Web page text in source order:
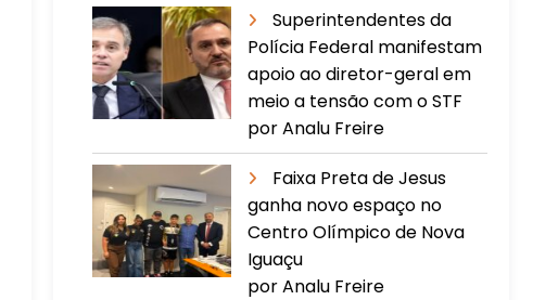
Superintendentes da
Polícia Federal manifestam
apoio ao diretor-geral em
meio a tensão com o STF
por Analu Freire
Faixa Preta de Jesus
ganha novo espaço no
Centro Olímpico de Nova
Iguaçu
por Analu Freire